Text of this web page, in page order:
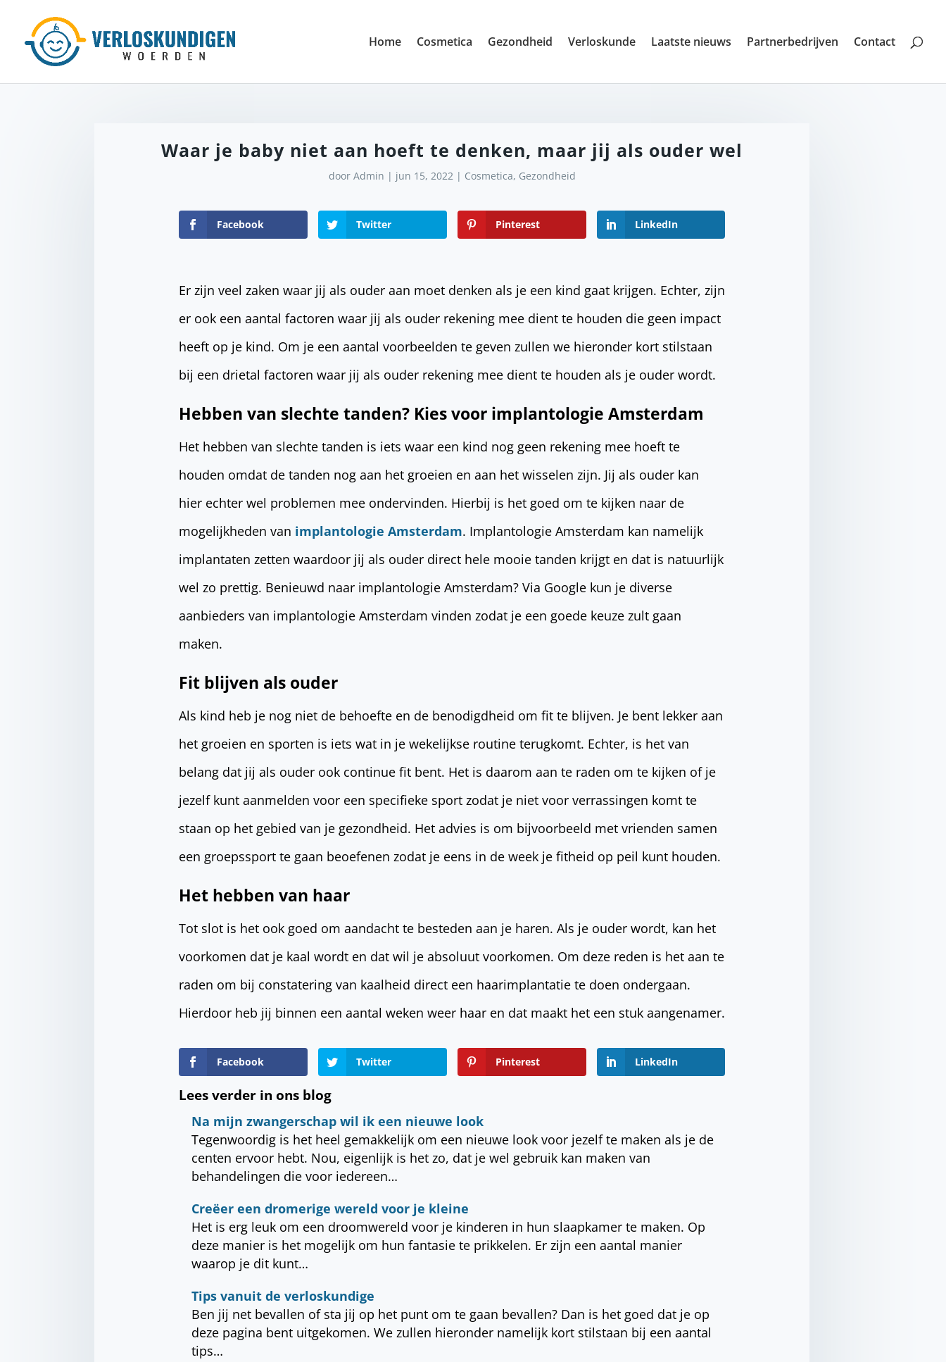
Home Cosmetica Gezondheid Verloskunde Laatste nieuws Partnerbedrijven Contact
Waar je baby niet aan hoeft te denken, maar jij als ouder wel
door Admin | jun 15, 2022| Cosmetica, Gezondheid
Facebook Twitter Pinterest LinkedIn
Er zijn veel zaken waar jij als ouder aan moet denken als je een kind gaat krijgen. Echter, zijn
er ook een aantal factoren waar jij als ouder rekening mee dient te houden die geen impact
heeft op je kind. Om je een aantal voorbeelden te geven zullen we hieronder kort stilstaan
bij een drietal factoren waar jij als ouder rekening mee dient te houden als je ouder wordt.
Hebben van slechte tanden? Kies voor implantologie Amsterdam
Het hebben van slechte tanden is iets waar een kind nog geen rekening mee hoeft te
houden omdat de tanden nog aan het groeien en aan het wisselen zijn. Jij als ouder kan
hier echter wel problemen mee ondervinden. Hierbij is het goed om te kijken naar de
mogelijkheden van implantologie Amsterdam. Implantologie Amsterdam kan namelijk
implantaten zetten waardoor jij als ouder direct hele mooie tanden krijgt en dat is natuurlijk
wel zo prettig. Benieuwd naar implantologie Amsterdam? Via Google kun je diverse
aanbieders van implantologie Amsterdam vinden zodat je een goede keuze zult gaan
maken.
Fit blijven als ouder
Als kind heb je nog niet de behoefte en de benodigdheid om fit te blijven. Je bent lekker aan
het groeien en sporten is iets wat in je wekelijkse routine terugkomt. Echter, is het van
belang dat jij als ouder ook continue fit bent. Het is daarom aan te raden om te kijken of je
jezelf kunt aanmelden voor een specifieke sport zodat je niet voor verrassingen komt te
staan op het gebied van je gezondheid. Het advies is om bijvoorbeeld met vrienden samen
een groepssport te gaan beoefenen zodat je eens in de week je fitheid op peil kunt houden.
Het hebben van haar
Tot slot is het ook goed om aandacht te besteden aan je haren. Als je ouder wordt, kan het
voorkomen dat je kaal wordt en dat wil je absoluut voorkomen. Om deze reden is het aan te
raden om bij constatering van kaalheid direct een haarimplantatie te doen ondergaan.
Hierdoor heb jij binnen een aantal weken weer haar en dat maakt het een stuk aangenamer.
Facebook Twitter Pinterest LinkedIn
Lees verder in ons blog
Na mijn zwangerschap wil ik een nieuwe look
Tegenwoordig is het heel gemakkelijk om een nieuwe look voor jezelf te maken als je de
centen ervoor hebt. Nou, eigenlijk is het zo, dat je wel gebruik kan maken van
behandelingen die voor iedereen…
Creëer een dromerige wereld voor je kleine
Het is erg leuk om een droomwereld voor je kinderen in hun slaapkamer te maken. Op
deze manier is het mogelijk om hun fantasie te prikkelen. Er zijn een aantal manier
waarop je dit kunt…
Tips vanuit de verloskundige
Ben jij net bevallen of sta jij op het punt om te gaan bevallen? Dan is het goed dat je op
deze pagina bent uitgekomen. We zullen hieronder namelijk kort stilstaan bij een aantal
tips…